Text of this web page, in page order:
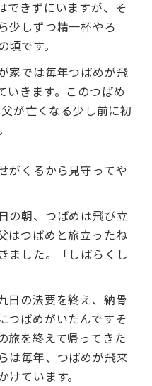
できずにいますが、そ
少しずつ精一杯やろ
です。
家では毎年つばめが飛
いきます。このつばめ
が亡くなる少し前に初
がくるから見守ってや
の朝、つばめは飛び立
はつばめと旅立ったね
ました。「しばらくし
日の法要を終え、納骨
つばめがいたんですそ
旅を終えて帰ってきた
は毎年、つばめが飛来
ています。